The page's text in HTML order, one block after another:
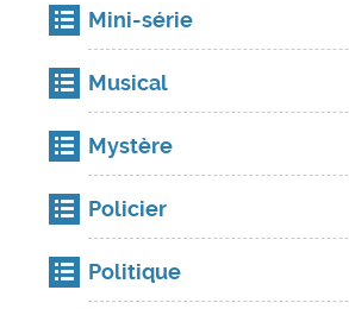
Mini-série
Musical
Mystère
Policier
Politique